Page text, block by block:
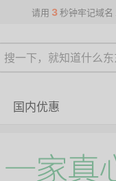
请用 3 秒钟牢记域名
国内优惠